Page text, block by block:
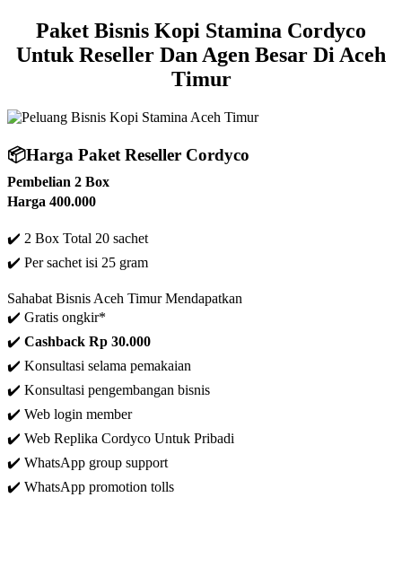
Paket Bisnis Kopi Stamina Cordyco
Untuk Reseller Dan Agen Besar Di Aceh
Timur
📦Harga Paket Reseller Cordyco
Pembelian 2 Box
Harga 400.000
✔️ 2 Box Total 20 sachet
✔️ Per sachet isi 25 gram
Sahabat Bisnis Aceh Timur Mendapatkan
✔️ Gratis ongkir*
✔️ Cashback Rp 30.000
✔️ Konsultasi selama pemakaian
✔️ Konsultasi pengembangan bisnis
✔️ Web login member
✔️ Web Replika Cordyco Untuk Pribadi
✔️ WhatsApp group support
✔️ WhatsApp promotion tolls